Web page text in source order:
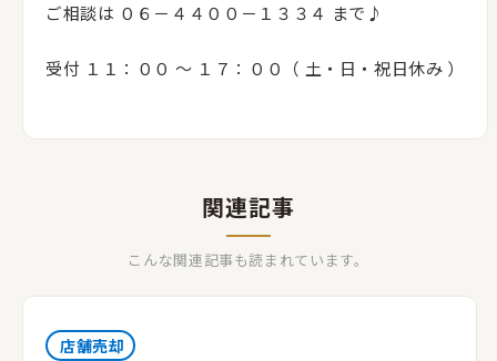
ご相談は ０６－４４００－１３３４ まで♪
受付 １１：００ 〜 １７：００（ 土・日・祝日休み ）
関連記事
こんな関連記事も読まれています。
店舗売却